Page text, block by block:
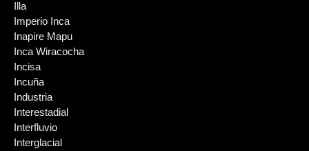
Illa
Imperio Inca
Inapire Mapu
Inca Wiracocha
Incisa
Incuña
Industria
Interestadial
Interfluvio
Interglacial